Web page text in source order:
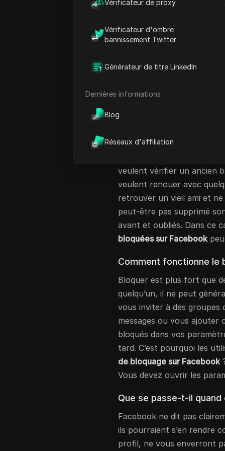
Vérificateur de proxy
Vérificateur d'ombre
bannissement Twitter
Générateur de titre LinkedIn
Dernières informations
Blog
Réseaux d'affiliation
Votre liste de blocages
Quelle est la liste
personnes et les pages
veulent vérifier un ancien
veulent renouer avec
retrouver un vieil ami et
peut-être pas supprimé
avant et oubliés. Dans ce
bloquées sur Facebook
Comment fonctionne le
Bloquer est plus fort que
quelqu’un, il ne peut
vous inviter à des groupes
messages ou vous ajouter
bloqués dans vos
tard. C’est pourquoi les
de bloquage sur Facebook
Vous devez ouvrir les
Que se passe-t-il quand
Facebook ne dit pas
ils pourraient s’en rendre
profil, ne vous enverront